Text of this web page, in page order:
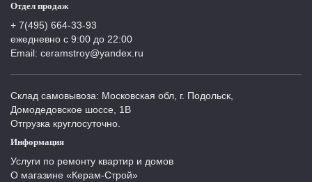
Отдел продаж
+ 7(495) 664-33-93
ежедневно с 9:00 до 22:00
Email: ceramstroy@yandex.ru
Склад самовывоза: Московская обл, г. Подольск,
Домодедовское шоссе, 1В
Отгрузка круглосуточно.
Информация
Услуги по ремонту квартир и домов
О магазине «Керам-Строй»